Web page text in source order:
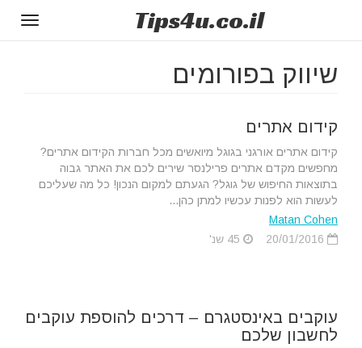
Tips4u.co.il
שיווק בפורומים
קידום אתרים
קידום אתרים אורגני בגוגל מיואשים מכל חברות הקידום אתרים?
מחפשים מקדם אתרים פרילנסר שירים לכם את האתר גבוה
בתוצאות החיפוש של גוגל? הגעתם למקום הנכון! כל מה שעליכם
לעשות הוא לפנות עכשיו למתן כהן...
Matan Cohen
עוקבים באינסטגרם – דרכים להוספת עוקבים
לחשבון שלכם